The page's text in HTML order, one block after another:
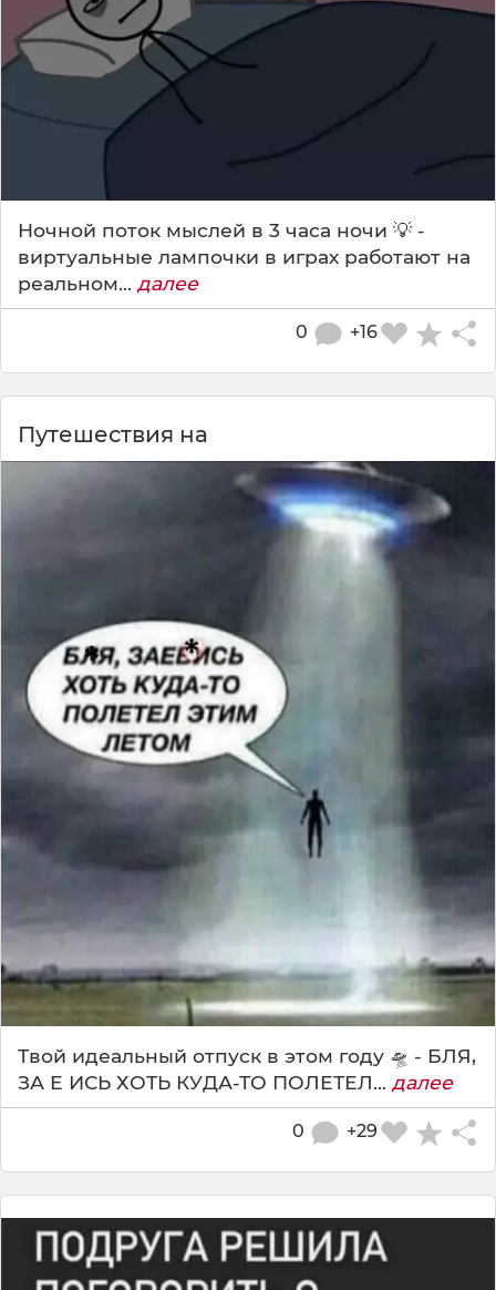
Ночной поток мыслей в 3 часа ночи 💡 -
виртуальные лампочки в играх работают на
реальном... далее
+16
0
Путешествия на
Твой идеальный отпуск в этом году 🛸 - БЛЯ,
ЗА Е ИСЬ ХОТЬ КУДА-ТО ПОЛЕТЕЛ... далее
+29
0